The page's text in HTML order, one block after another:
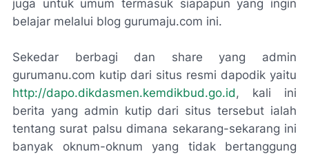
juga untuk umum termasuk siapapun yang ingin
belajar melalui blog gurumaju.com ini.
Sekedar berbagi dan share yang admin
gurumanu.com kutip dari situs resmi dapodik yaitu
http://dapo.dikdasmen.kemdikbud.go.id, kali ini
berita yang admin kutip dari situs tersebut ialah
tentang surat palsu dimana sekarang-sekarang ini
banyak oknum-oknum yang tidak bertanggung